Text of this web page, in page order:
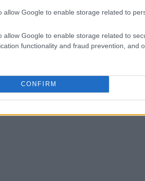
allow Google to enable storage related to
allow Google to enable storage related to
functionality and fraud prevention, and
CONFIRM
investita di una missione:
della diagnosi
gli altri, sia parlando del
a prendersi cura della loro